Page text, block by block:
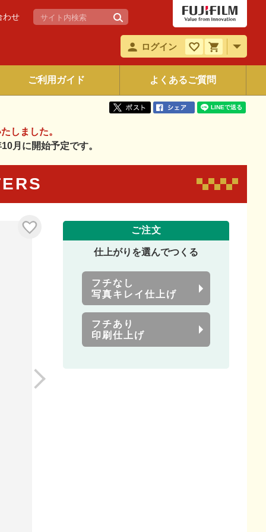
わせ
ログイン
ご利用ガイド よくあるご質問
しました。
月に開始予定です。
ご注文
仕上がりを選んでつくる
フチなし
写真キレイ仕上げ
フチあり
印刷仕上げ